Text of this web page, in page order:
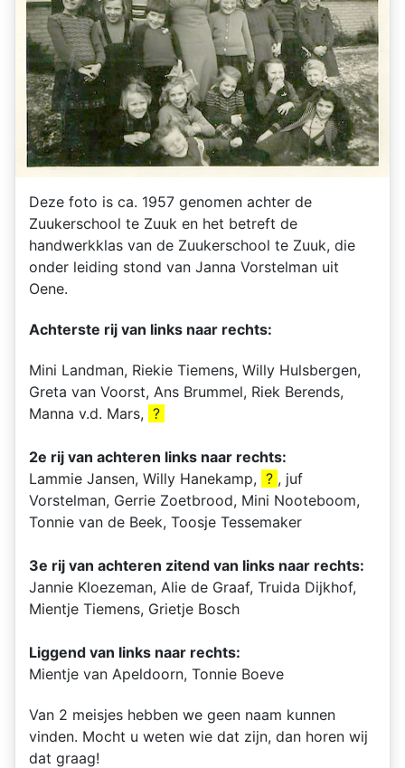
Deze foto is ca. 1957 genomen achter de
Zuukerschool te Zuuk en het betreft de
handwerkklas van de Zuukerschool te Zuuk, die
onder leiding stond van Janna Vorstelman uit
Oene.
Achterste rij van links naar rechts:
Mini Landman, Riekie Tiemens, Willy Hulsbergen,
Greta van Voorst, Ans Brummel, Riek Berends,
Manna v.d. Mars, ?
2e rij van achteren links naar rechts:
Lammie Jansen, Willy Hanekamp, ? , juf
Vorstelman, Gerrie Zoetbrood, Mini Nooteboom,
Tonnie van de Beek, Toosje Tessemaker
3e rij van achteren zitend van links naar rechts:
Jannie Kloezeman, Alie de Graaf, Truida Dijkhof,
Mientje Tiemens, Grietje Bosch
Liggend van links naar rechts:
Mientje van Apeldoorn, Tonnie Boeve
Van 2 meisjes hebben we geen naam kunnen
vinden. Mocht u weten wie dat zijn, dan horen wij
dat graag!